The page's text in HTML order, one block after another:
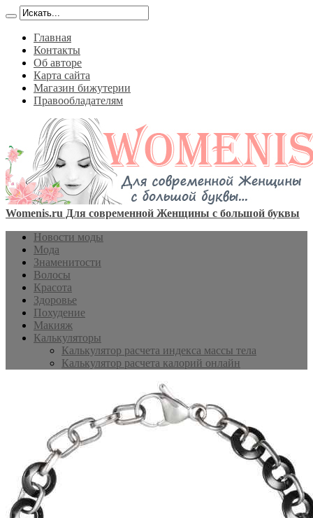
Главная
Контакты
Об авторе
Карта сайта
Магазин бижутерии
Правообладателям
Womenis.ru Для современной Женщины с большой буквы
Новости моды
Мода
Знаменитости
Волосы
Красота
Здоровье
Похудение
Макияж
Калькуляторы
Калькулятор расчета индекса массы тела
Калькулятор расчета калорий онлайн